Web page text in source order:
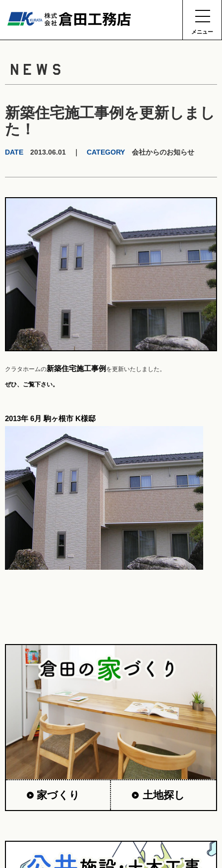
メニュー
NEWS
新築住宅施工事例を更新しまし
た！
DATE 2013.06.01 ｜ CATEGORY 会社からのお知らせ
クラタホームの新築住宅施工事例 を更新いたしました。
ぜひ、ご覧下さい。
2013年 6月 駒ヶ根市 K様邸
家づくり 土地探し